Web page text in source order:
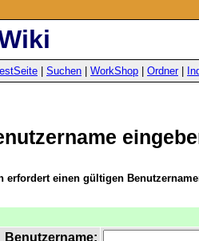
Suchen WorkShop Ordner|
erfordert einen gültigen
Benutzername: